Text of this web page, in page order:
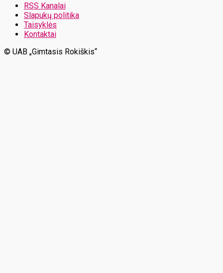
RSS Kanalai
Slapukų politika
Taisyklės
Kontaktai
© UAB „Gimtasis Rokiškis“